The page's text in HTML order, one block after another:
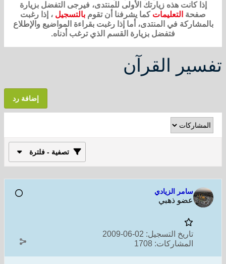
إذا كانت هذه زيارتك الأولى للمنتدى، فيرجى التفضل بزيارة
صفحة التعليمات كما يشرفنا أن تقوم بالتسجيل ، إذا رغبت
بالمشاركة في المنتدى، أما إذا رغبت بقراءة المواضيع والإطلاع
فتفضل بزيارة القسم الذي ترغب أدناه.
تفسير القرآن
إضافة رد
تصفية - فلترة
سامر الزيادي
عضو ذهبي
تاريخ التسجيل: 02-06-2009
المشاركات: 1708